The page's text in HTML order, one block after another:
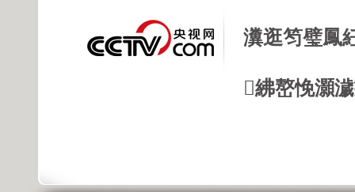
瀵逛笉璧鳳
紼嶅悗灝